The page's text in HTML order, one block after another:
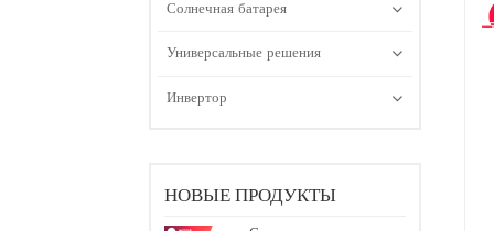
Солнечная батарея
Универсальные решения
Инвертор
НОВЫЕ ПРОДУКТЫ